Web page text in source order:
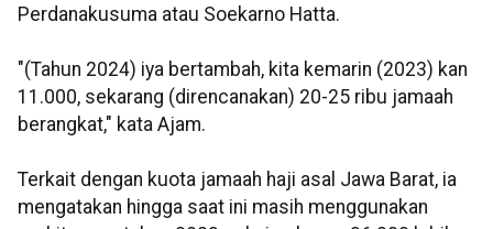
Perdanakusuma atau Soekarno Hatta.
"(Tahun 2024) iya bertambah, kita kemarin (2023) kan
11.000, sekarang (direncanakan) 20-25 ribu jamaah
berangkat," kata Ajam.
Terkait dengan kuota jamaah haji asal Jawa Barat, ia
mengatakan hingga saat ini masih menggunakan